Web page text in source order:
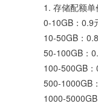
1. 存储配额单
0-10GB：0.9
10-50GB：
50-100GB：
100-500GB
500-1000GB
1000-